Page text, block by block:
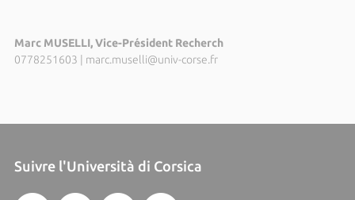
Marc MUSELLI, Vice-Président Recherch
0778251603
marc.muselli@univ-corse.fr
Suivre l'Università di Corsica